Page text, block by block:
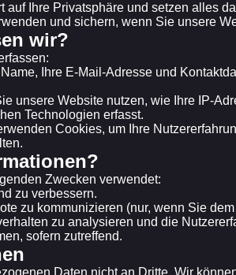
auf Ihre Privatsphäre und setzen alles
und sichern, wenn Sie unsere
wir?
Ihre E-Mail-Adresse und
unsere Website nutzen, wie Ihre IP-
Technologien erfasst.
Cookies, um Ihre
Zwecken verwendet:
zu verbessern.
zu kommunizieren (nur, wenn Sie
zu analysieren und die
sofern zutreffend.
Daten nicht an Dritte. Wir